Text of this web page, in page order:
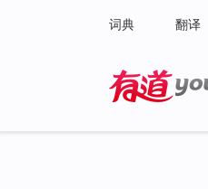
词典 翻译